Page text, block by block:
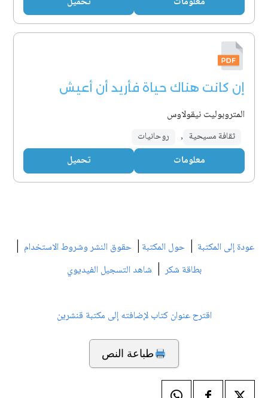
إن كانت هناك حياة فأريد أن أعيش
المتروبوليت نيقولاوس
ثقافة مسيحية , روحانيات
معلومات تحميل
عودة إلى المكتبة | حول المكتبة | حقوق النشر وشروط الاستخدام |
بطاقة شكر| شاهد التسجيل الفيديوي
اقترح عنوان كتاب لإضافته إلى مكتبة قنشرين
طباعة النص